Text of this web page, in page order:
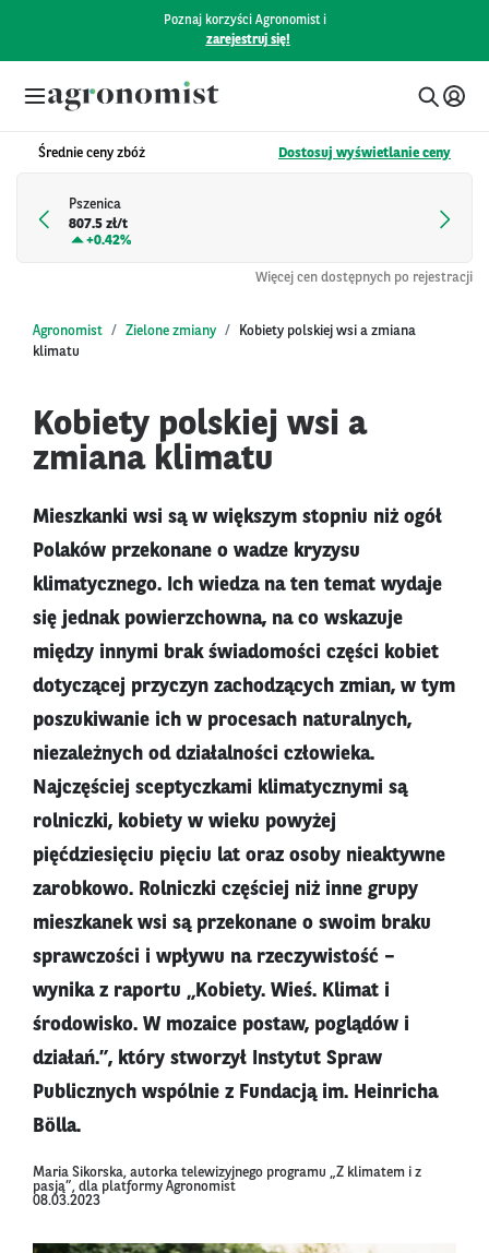
Poznaj korzyści Agronomist i
zarejestruj się!
Średnie ceny zbóż Dostosuj wyświetlanie ceny
Pszenica
807.5 zł/t
+0.42%
Więcej cen dostępnych po rejestracji
Agronomist Zielone zmiany
Kobiety polskiej wsi a zmiana
klimatu
Kobiety polskiej wsi a
zmiana klimatu
Mieszkanki wsi są w większym stopniu niż ogół
Polaków przekonane o wadze kryzysu
klimatycznego. Ich wiedza na ten temat wydaje
się jednak powierzchowna, na co wskazuje
między innymi brak świadomości części kobiet
dotyczącej przyczyn zachodzących zmian, w tym
poszukiwanie ich w procesach naturalnych,
niezależnych od działalności człowieka.
Najczęściej sceptyczkami klimatycznymi są
rolniczki, kobiety w wieku powyżej
pięćdziesięciu pięciu lat oraz osoby nieaktywne
zarobkowo. Rolniczki częściej niż inne grupy
mieszkanek wsi są przekonane o swoim braku
sprawczości i wpływu na rzeczywistość –
wynika z raportu „Kobiety. Wieś. Klimat i
środowisko. W mozaice postaw, poglądów i
działań.”, który stworzył Instytut Spraw
Publicznych wspólnie z Fundacją im. Heinricha
Bölla.
Maria Sikorska, autorka telewizyjnego programu „Z klimatem i z
pasją”, dla platformy Agronomist
08.03.2023